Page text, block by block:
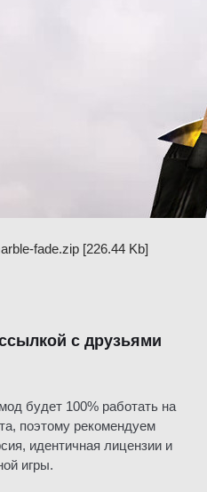
fade.zip [226.44 Kb]
с друзьями
будет 100% работать на
поэтому рекомендуем
идентичная лицензии и
игры.